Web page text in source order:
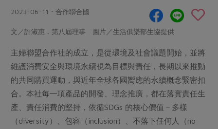
畜產肉類
水畜加工品
調理食材・點心
調味醬料/南北貨 烘焙
休閒零嘴 沖泡飲品
保健食品
料理方式
烘焙．點心
醬料
湯品．鍋物
漬物
涼拌沙拉
合作25-精選產品第四彈
合作25-精選產品第三彈
更多當季產品
議題活動
主婦聯盟X樂齡網特約優惠案
廚房瑜伽
減硝酸鹽 惜食
非基改運動 支持本土農糧
廢核運動 能源議題
減添加物 減塑減廢
產品檢驗
自主把關
檢驗報告
硝酸鹽檢驗
社員權益
2023-06-11・合作聯合國
文／許淑惠．第八屆理事 圖片／生活俱樂部生協提供
主婦聯盟合作社的成立，是從環境及社會議題開始，並將
維護消費安全與環境永續視為目標與責任，長期以來推動
的共同購買運動，與近年全球各國嚮應的永續概念緊密扣
合。本社每一項產品的開發、理念推廣，都在落實責任生
產、責任消費的堅持，依循SDGs 的核心價值－多樣
（diversity）、包容（inclusion）、不落下任何人（no